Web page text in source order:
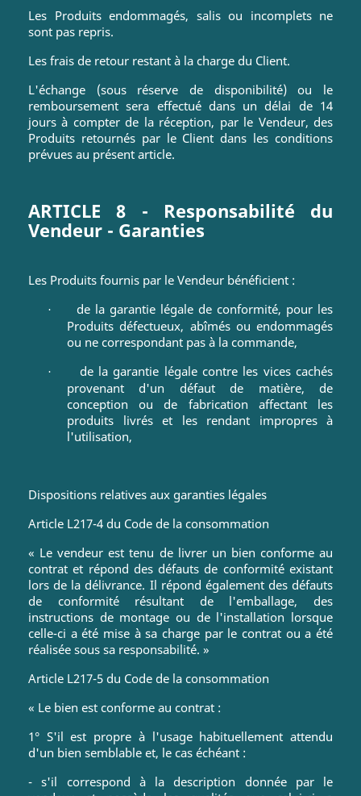
Les Produits endommagés, salis ou incomplets ne
sont pas repris.
Les frais de retour restant à la charge du Client.
L'échange (sous réserve de disponibilité) ou le
remboursement sera effectué dans un délai de 14
jours à compter de la réception, par le Vendeur, des
Produits retournés par le Client dans les conditions
prévues au présent article.
ARTICLE 8 - Responsabilité du
Vendeur - Garanties
Les Produits fournis par le Vendeur bénéficient :
·
de la garantie légale de conformité, pour les
Produits défectueux, abîmés ou endommagés
ou ne correspondant pas à la commande,
·
de la garantie légale contre les vices cachés
provenant d'un défaut de matière, de
conception ou de fabrication affectant les
produits livrés et les rendant impropres à
l'utilisation,
Dispositions relatives aux garanties légales
Article L217-4 du Code de la consommation
« Le vendeur est tenu de livrer un bien conforme au
contrat et répond des défauts de conformité existant
lors de la délivrance. Il répond également des défauts
de conformité résultant de l'emballage, des
instructions de montage ou de l'installation lorsque
celle-ci a été mise à sa charge par le contrat ou a été
réalisée sous sa responsabilité. »
Article L217-5 du Code de la consommation
« Le bien est conforme au contrat :
1° S'il est propre à l'usage habituellement attendu
d'un bien semblable et, le cas échéant :
- s'il correspond à la description donnée par le